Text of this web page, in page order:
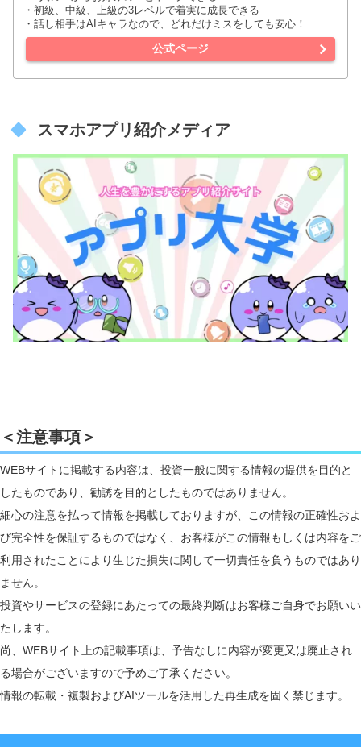
【Stellaの特徴】
・無料プレイ可
・新感覚な美女AIとの濃密なチャットを楽しめる
・予測不可能な衝撃的な展開も…
enja AIトーク